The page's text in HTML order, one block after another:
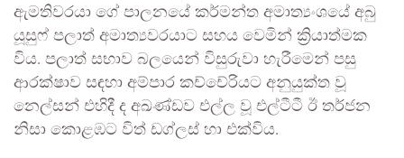
ඇමතිවරයා ගේ පාලනයේ කර්මන්‍ත අමාත්‍යංශයේ අබු
යූසුෆ් පලාත් අමාත්‍යවරයාට සහය වෙමින් ක්‍රියාත්මක
විය. පලාත් සභාව බලයෙන් විසුරුවා හැරීමෙන් පසු
ආරක්ෂාව සඳහා අම්පාර කච්චේරියට අනුයුක්ත වූ
නෙල්සන් එහිදී ද අඛණ්ඩව එල්ල වූ එල්ටීටී ඊ තර්ජන
නිසා කොළඹට විත් ඩග්ලස් හා එක්විය.